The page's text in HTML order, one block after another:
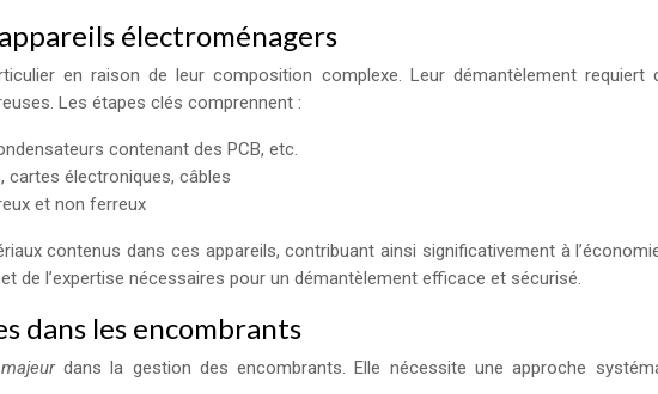
électroménagers
en raison de leur composition complexe. Leur démantèlement
Les étapes clés comprennent :
contenant des PCB, etc.
cartes électroniques, câbles
et non ferreux
contenus dans ces appareils, contribuant ainsi significativement à
de l’expertise nécessaires pour un démantèlement efficace et sécurisé.
dans les encombrants
dans la gestion des encombrants. Elle nécessite une approche